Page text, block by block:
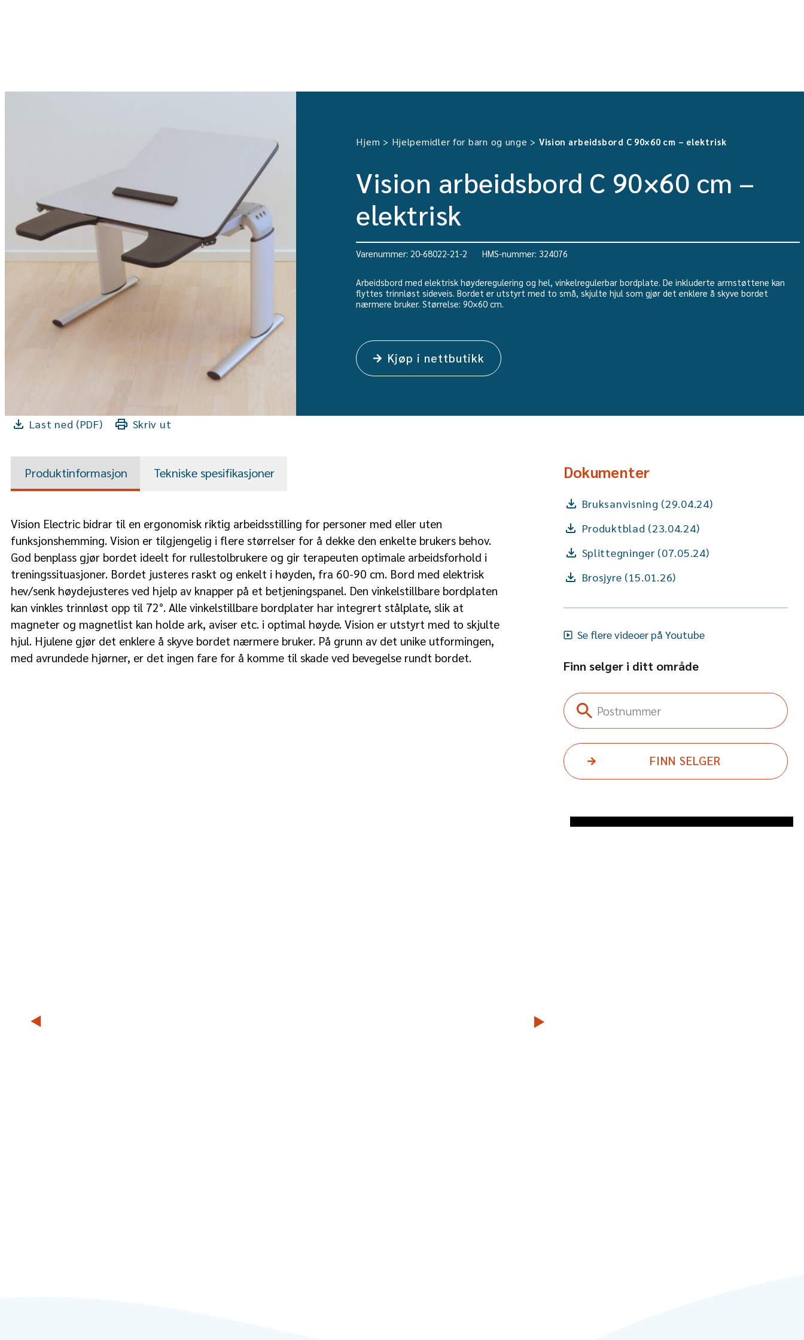
Hjem > Hjelpemidler for barn og unge > Vision arbeidsbord C 90×60 cm – elektrisk
Vision arbeidsbord C 90×60 cm –
elektrisk
Varenummer: 20-68022-21-2 HMS-nummer: 324076
Arbeidsbord med elektrisk høyderegulering og hel, vinkelregulerbar bordplate. De inkluderte armstøttene kan
flyttes trinnløst sideveis. Bordet er utstyrt med to små, skjulte hjul som gjør det enklere å skyve bordet
nærmere bruker. Størrelse: 90×60 cm.
Kjøp i nettbutikk
Last ned (PDF) Skriv ut
Produktinformasjon Tekniske spesifikasjoner
Vision Electric bidrar til en ergonomisk riktig arbeidsstilling for personer med eller uten
funksjonshemming. Vision er tilgjengelig i flere størrelser for å dekke den enkelte brukers behov.
God benplass gjør bordet ideelt for rullestolbrukere og gir terapeuten optimale arbeidsforhold i
treningssituasjoner. Bordet justeres raskt og enkelt i høyden, fra 60-90 cm. Bord med elektrisk
hev/senk høydejusteres ved hjelp av knapper på et betjeningspanel. Den vinkelstillbare bordplaten
kan vinkles trinnløst opp til 72°. Alle vinkelstillbare bordplater har integrert stålplate, slik at
magneter og magnetlist kan holde ark, aviser etc. i optimal høyde. Vision er utstyrt med to skjulte
hjul. Hjulene gjør det enklere å skyve bordet nærmere bruker. På grunn av det unike utformingen,
med avrundede hjørner, er det ingen fare for å komme til skade ved bevegelse rundt bordet.
Dokumenter
Bruksanvisning (29.04.24)
Produktblad (23.04.24)
Splittegninger (07.05.24)
Brosjyre (15.01.26)
Se flere videoer på Youtube
Finn selger i ditt område
Postnummer